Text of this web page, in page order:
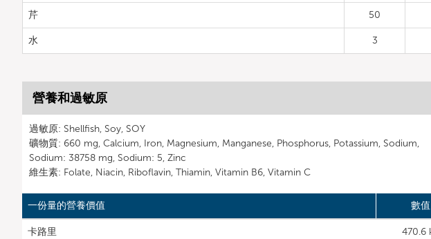
芹 50
水 3
營養和過敏原
過敏原: Shellfish, Soy, SOY
礦物質: 660 mg, Calcium, Iron, Magnesium, Manganese, Phosphorus, Potassium, Sodium,
Sodium: 38758 mg, Sodium: 5, Zinc
維生素: Folate, Niacin, Riboflavin, Thiamin, Vitamin B6, Vitamin C
一份量的營養價值 數值
卡路里 470.6